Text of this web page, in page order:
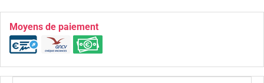
Moyens de paiement